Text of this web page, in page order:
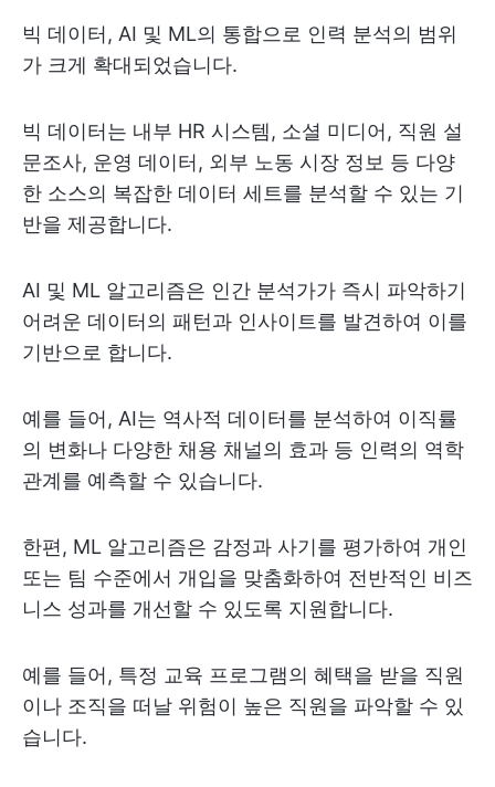
빅 데이터, AI 및 ML의 통합으로 인력 분석의 범위
가 크게 확대되었습니다.
빅 데이터는 내부 HR 시스템, 소셜 미디어, 직원 설
문조사, 운영 데이터, 외부 노동 시장 정보 등 다양
한 소스의 복잡한 데이터 세트를 분석할 수 있는 기
반을 제공합니다.
AI 및 ML 알고리즘은 인간 분석가가 즉시 파악하기
어려운 데이터의 패턴과 인사이트를 발견하여 이를
기반으로 합니다.
예를 들어, AI는 역사적 데이터를 분석하여 이직률
의 변화나 다양한 채용 채널의 효과 등 인력의 역학
관계를 예측할 수 있습니다.
한편, ML 알고리즘은 감정과 사기를 평가하여 개인
또는 팀 수준에서 개입을 맞춤화하여 전반적인 비즈
니스 성과를 개선할 수 있도록 지원합니다.
예를 들어, 특정 교육 프로그램의 혜택을 받을 직원
이나 조직을 떠날 위험이 높은 직원을 파악할 수 있
습니다.